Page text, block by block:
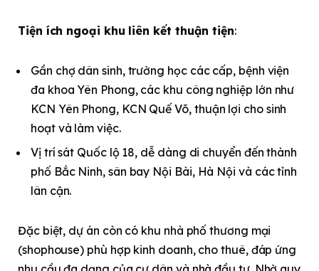
Tiện ích ngoại khu liên kết thuận tiện:
Gần chợ dân sinh, trường học các cấp, bệnh viện
đa khoa Yên Phong, các khu công nghiệp lớn như
KCN Yên Phong, KCN Quế Võ, thuận lợi cho sinh
hoạt và làm việc.
Vị trí sát Quốc lộ 18, dễ dàng di chuyển đến thành
phố Bắc Ninh, sân bay Nội Bài, Hà Nội và các tỉnh
lân cận.
Đặc biệt, dự án còn có khu nhà phố thương mại
(shophouse) phù hợp kinh doanh, cho thuê, đáp ứng